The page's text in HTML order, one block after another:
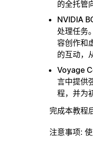
的全托管
NVIDIA
处理任务
容创作和
的互动，
Voyage
言中提供
程，并为
完成本教程
注意事项: